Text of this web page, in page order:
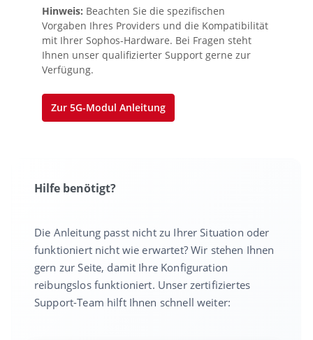
Hinweis: Beachten Sie die spezifischen
Vorgaben Ihres Providers und die Kompatibilität
mit Ihrer Sophos-Hardware. Bei Fragen steht
Ihnen unser qualifizierter Support gerne zur
Verfügung.
Zur 5G-Modul Anleitung
Hilfe benötigt?
Die Anleitung passt nicht zu Ihrer Situation oder
funktioniert nicht wie erwartet? Wir stehen Ihnen
gern zur Seite, damit Ihre Konfiguration
reibungslos funktioniert. Unser zertifiziertes
Support-Team hilft Ihnen schnell weiter: